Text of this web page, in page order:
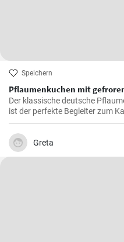
Speichern
Pflaumenkuchen mit
Der klassische deutsche
ist der perfekte Begleiter zum
kombiniert mit der Süße des
Geschmackserlebnis.
Greta